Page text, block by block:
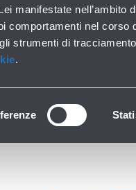
manifestate
comportamenti nel
strumenti di
.